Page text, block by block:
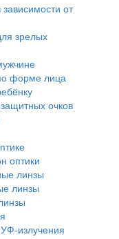
от
зрелых
форме лица
очков
оптики
линзы
линзы
излучения